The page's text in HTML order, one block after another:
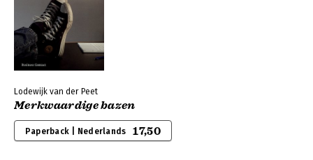
Lodewijk van der Peet
Merkwaardige bazen
Paperback | Nederlands 17,50